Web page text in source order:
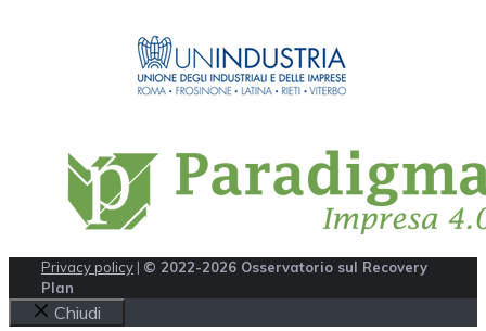
Privacy policy | © 2022-2026 Osservatorio sul Recovery
Plan
Chiudi